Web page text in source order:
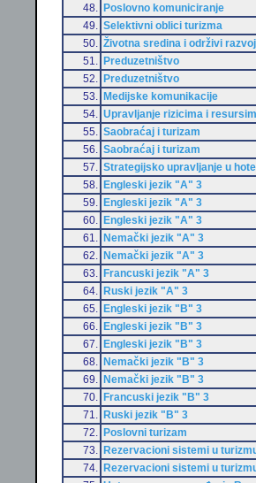
48.
Poslovno komuniciranje
49.
Selektivni oblici turizma
50.
Životna sredina i održivi
51.
Preduzetništvo
52.
Preduzetništvo
53.
Medijske komunikacije
54.
Upravljanje rizicima i
55.
Saobraćaj i turizam
56.
Saobraćaj i turizam
57.
Strategijsko upravljanje u
58.
Engleski jezik "A" 3
59.
Engleski jezik "A" 3
60.
Engleski jezik "A" 3
61.
Nemački jezik "A" 3
62.
Nemački jezik "A" 3
63.
Francuski jezik "A" 3
64.
Ruski jezik "A" 3
65.
Engleski jezik "B" 3
66.
Engleski jezik "B" 3
67.
Engleski jezik "B" 3
68.
Nemački jezik "B" 3
69.
Nemački jezik "B" 3
70.
Francuski jezik "B" 3
71.
Ruski jezik "B" 3
72.
Poslovni turizam
73.
Rezervacioni sistemi u
74.
Rezervacioni sistemi u